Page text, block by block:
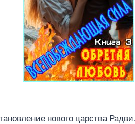
нового царства